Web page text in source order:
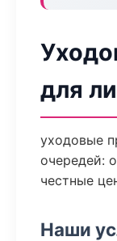
для
уходовые
очередей:
честные
Наши